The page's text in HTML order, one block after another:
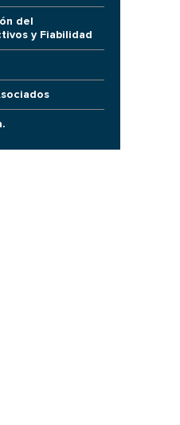
del
y Fiabilidad